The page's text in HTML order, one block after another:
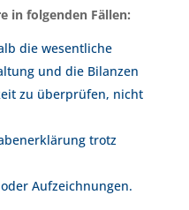
in folgenden Fällen:
die wesentliche
und die Bilanzen
zu überprüfen, nicht
trotz
Aufzeichnungen.